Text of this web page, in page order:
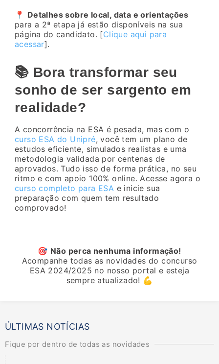
📍 Detalhes sobre local, data e orientações
para a 2ª etapa já estão disponíveis na sua
página do candidato. [Clique aqui para
acessar].
📚 Bora transformar seu
sonho de ser sargento em
realidade?
A concorrência na ESA é pesada, mas com o
curso ESA do Unipré, você tem um plano de
estudos eficiente, simulados realistas e uma
metodologia validada por centenas de
aprovados. Tudo isso de forma prática, no seu
ritmo e com apoio 100% online. Acesse agora o
curso completo para ESA e inicie sua
preparação com quem tem resultado
comprovado!
🎯 Não perca nenhuma informação!
Acompanhe todas as novidades do concurso
ESA 2024/2025 no nosso portal e esteja
sempre atualizado! 💪
ÚLTIMAS NOTÍCIAS
Fique por dentro de todas as novidades